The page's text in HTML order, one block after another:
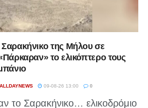
της Μήλου σε
το ελικόπτερο τους
09-08-26 13:00 0
το Σαρακήνικο… ελικοδρόμιο